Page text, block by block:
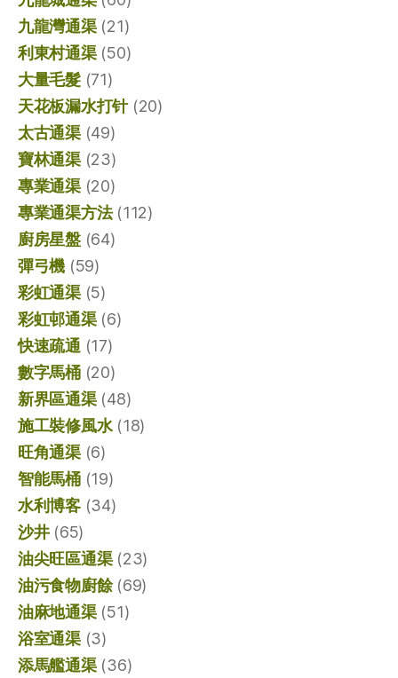
九龍灣通渠(21)
利東村通渠(50)
大量毛髮(71)
天花板漏水打针(20)
太古通渠(49)
寶林通渠(23)
專業通渠(20)
專業通渠方法(112)
廚房星盤(64)
彈弓機 (59)
彩虹通渠(5)
彩虹邨通渠(6)
快速疏通(17)
數字馬桶(20)
新界區通渠(48)
施工裝修風水(18)
旺角通渠(6)
智能馬桶(19)
水利博客(34)
沙井(65)
油尖旺區通渠(23)
油污食物廚餘(69)
油麻地通渠(51)
浴室通渠(3)
添馬艦通渠(36)